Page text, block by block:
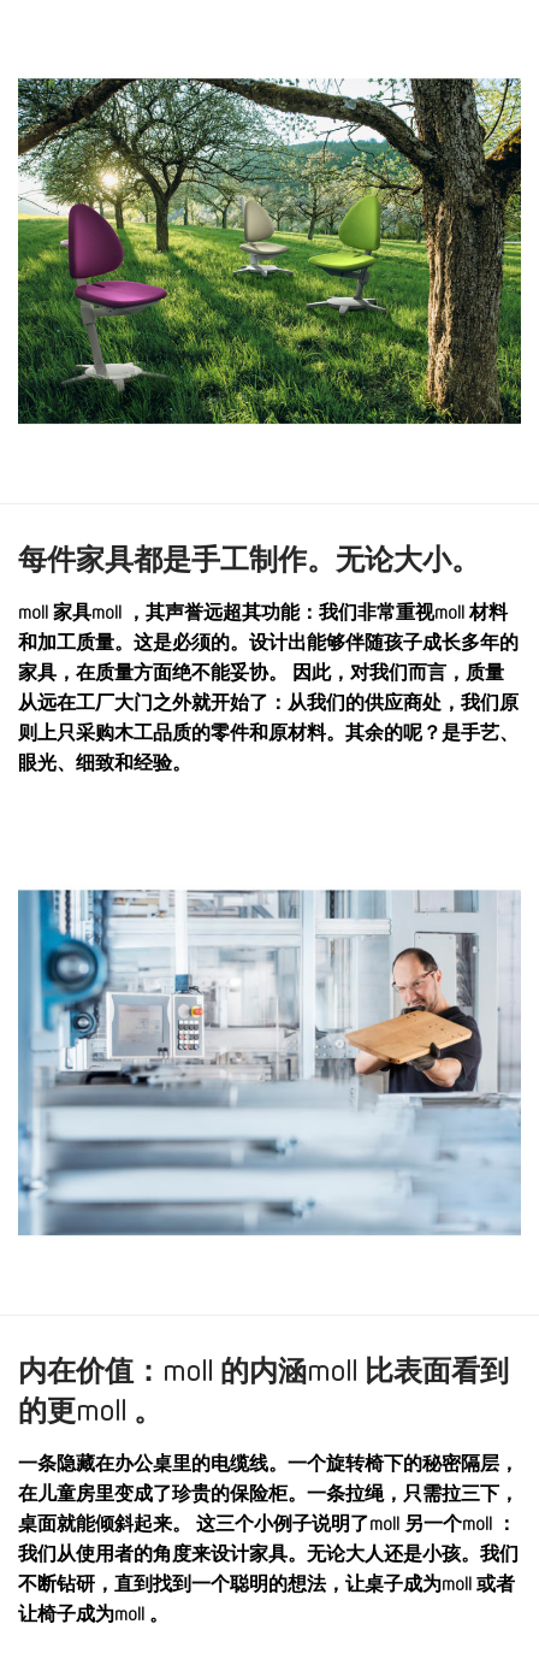
每件家具都是手工制作。无论大小。
moll 家具moll ，其声誉远超其功能：我们非常重视moll 材料
和加工质量。这是必须的。设计出能够伴随孩子成长多年的
家具，在质量方面绝不能妥协。 因此，对我们而言，质量
从远在工厂大门之外就开始了：从我们的供应商处，我们原
则上只采购木工品质的零件和原材料。其余的呢？是手艺、
眼光、细致和经验。
内在价值：moll 的内涵moll 比表面看到
的更moll 。
一条隐藏在办公桌里的电缆线。一个旋转椅下的秘密隔层，
在儿童房里变成了珍贵的保险柜。一条拉绳，只需拉三下，
桌面就能倾斜起来。 这三个小例子说明了moll 另一个moll ：
我们从使用者的角度来设计家具。无论大人还是小孩。我们
不断钻研，直到找到一个聪明的想法，让桌子成为moll 或者
让椅子成为moll 。